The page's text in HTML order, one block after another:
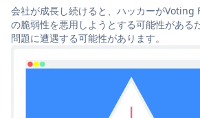
会社が成長し続けると、ハッカーがVoting
の脆弱性を悪用しようとする可能性がある
問題に遭遇する可能性があります。